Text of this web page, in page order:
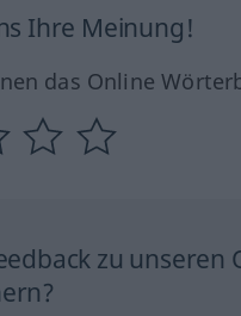
Ihre Meinung!
das Online
zu unseren